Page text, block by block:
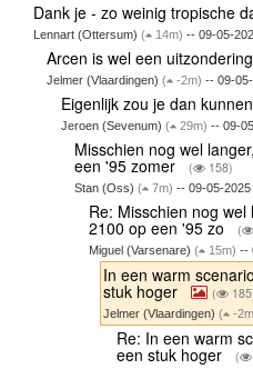
Dank je - zo weinig tropische
Lennart (Ottersum) ( 14m) -- 09-05-
Arcen is wel een
Jelmer (Vlaardingen)( -2m) -- 09-
Eigenlijk zou je dan
Jeroen (Sevenum) ( 29m) -- 09-
Misschien nog wel
een '95 zomer ( 158)
Stan (Oss)( 7m) -- 09-05-2025
Re: Misschien nog
2100 op een '95 zo (
Miguel (Varsenare) ( 15m) --
In een warm
stuk hoger (
Jelmer (Vlaardingen)( -
Re: In een warm
een stuk hoger (